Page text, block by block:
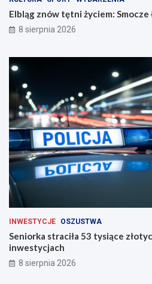
d
r
a
c
Elbląg znów tętni życiem:
8 sierpnia 2026
INWESTYCJE OSZUSTWA
Seniorka straciła 53 tysiące
inwestycjach
8 sierpnia 2026